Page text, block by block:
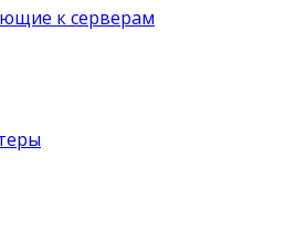
к серверам